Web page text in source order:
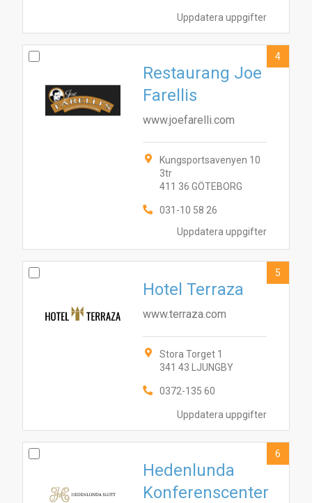
Uppdatera uppgifter
Uppdatera uppgifter
Restaurang Joe
Farellis
www.joefarelli.com
Kungsportsavenyen 10
3tr
411 36 GÖTEBORG
031-10 58 26
4
Uppdatera uppgifter
Hotel Terraza
www.terraza.com
Stora Torget 1
341 43 LJUNGBY
0372-135 60
5
Hedenlunda
Konferenscenter
6